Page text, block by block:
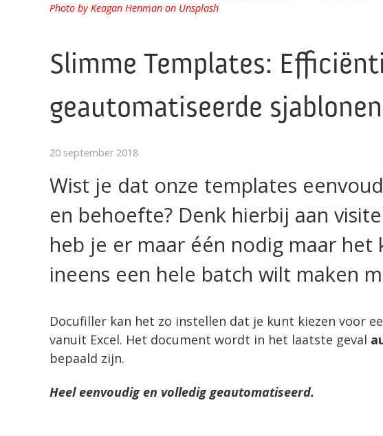
Photo by Keagan Henman on Unsplash
Slimme Templates:
geautomatiseerde sjablonen
20 september 2018
Wist je dat onze templates
en behoefte? Denk hierbij aan
heb je er maar één nodig maar
ineens een hele batch wilt maken
Docufiller kan het zo instellen dat je kunt kiezen voor
vanuit Excel. Het document wordt in het laatste geval
bepaald zijn.
Heel eenvoudig en volledig geautomatiseerd.